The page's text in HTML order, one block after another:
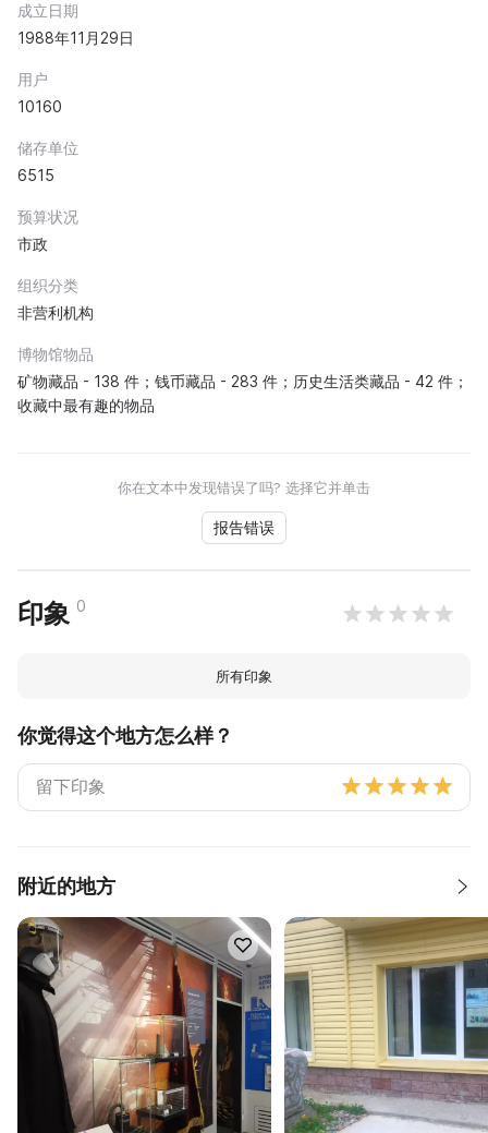
成立日期
1988年11月29日
用户
10160
储存单位
6515
预算状况
市政
组织分类
非营利机构
博物馆物品
矿物藏品 - 138 件；钱币藏品 - 283 件；历史生活类藏品 - 42 件；
收藏中最有趣的物品
你在文本中发现错误了吗? 选择它并单击
报告错误
印象 0
所有印象
你觉得这个地方怎么样？
附近的地方